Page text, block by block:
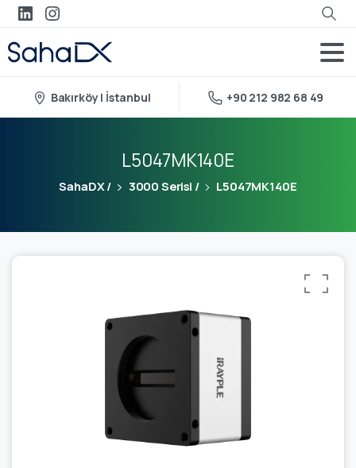
Bakırköy | İstanbul +90 212 982 68 49
L5047MK140E
SahaDX/ 3000 Serisi / L5047MK140E